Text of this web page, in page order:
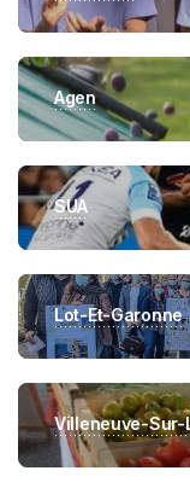
Agen
SUA
Lot-Et-Garonne
Villeneuve-Sur-